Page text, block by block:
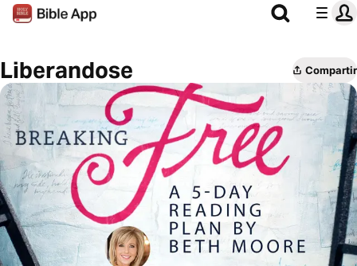
Liberandose Compartir